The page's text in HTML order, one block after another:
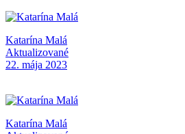
Katarína Malá
Aktualizované
22. mája 2023
Katarína Malá